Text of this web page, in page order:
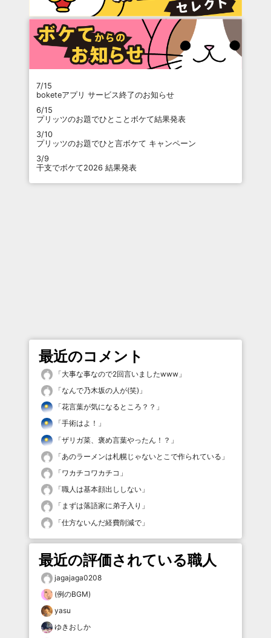
7/15
boketeアプリ サービス終了のお知らせ
6/15
プリッツのお題でひとことボケて結果発表
3/10
プリッツのお題でひと言ボケて キャンペーン
3/9
干支でボケて2026 結果発表
最近のコメント
「大事な事なので2回言いましたwww 」
「なんで乃木坂の人が(笑) 」
「花言葉が気になるところ？？ 」
「手術はよ！ 」
「ザリガ菜、褒め言葉やったん！？ 」
「あのラーメンは札幌じゃないとこで作られている 」
「ワカチコワカチコ 」
「職人は基本顔出ししない 」
「 まずは落語家に弟子入り 」
「仕方ないんだ経費削減で 」
最近の評価されている職人
jagajaga0208
(例のBGM)
yasu
ゆきおしか